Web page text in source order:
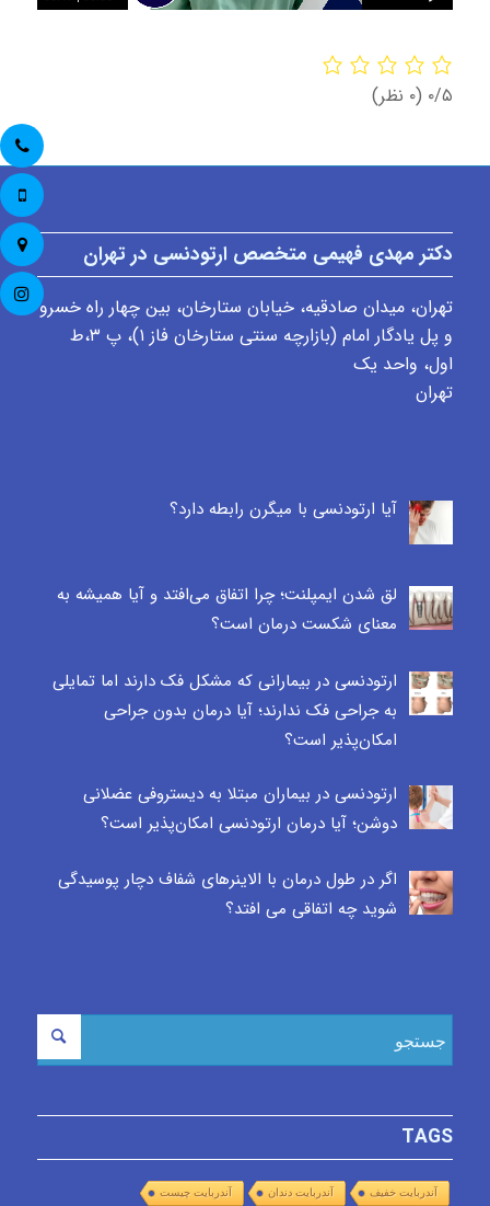
‫۰/۵ ‫(۰ نظر)
دکتر مهدی فهیمی متخصص ارتودنسی در تهران
تهران، میدان صادقیه، خیابان ستارخان، بین چهار راه خسرو
و پل یادگار امام (بازارچه سنتی ستارخان فاز ۱)، پ ٣،ط
اول، واحد یک
تهران
آیا ارتودنسی با میگرن رابطه دارد؟
لق شدن ایمپلنت؛ چرا اتفاق می‌افتد و آیا همیشه به
معنای شکست درمان است؟
ارتودنسی در بیمارانی که مشکل فک دارند اما تمایلی
به جراحی فک ندارند؛ آیا درمان بدون جراحی
امکان‌پذیر است؟
ارتودنسی در بیماران مبتلا به دیستروفی عضلانی
دوشن؛ آیا درمان ارتودنسی امکان‌پذیر است؟
اگر در طول درمان با الاینرهای شفاف دچار پوسیدگی
شوید چه اتفاقی می افتد؟
TAGS
آندربایت خفیف آندربایت دندان آندربایت چیست